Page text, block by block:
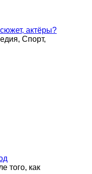
актёры?
Спорт,
того, как